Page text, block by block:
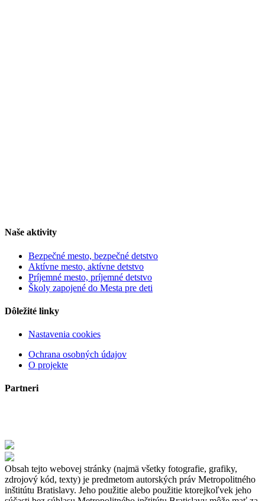
Naše aktivity
Bezpečné mesto, bezpečné detstvo
Aktívne mesto, aktívne detstvo
Príjemné mesto, príjemné detstvo
Školy zapojené do Mesta pre deti
Dôležité linky
Nastavenia cookies
Ochrana osobných údajov
O projekte
Partneri
Obsah tejto webovej stránky (najmä všetky fotografie, grafiky,
zdrojový kód, texty) je predmetom autorských práv Metropolitného
inštitútu Bratislavy. Jeho použitie alebo použitie ktorejkoľvek jeho